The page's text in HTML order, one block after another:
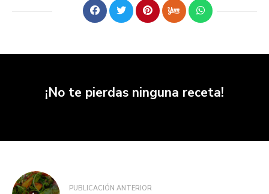
¡No te pierdas ninguna receta!
PUBLICACIÓN ANTERIOR